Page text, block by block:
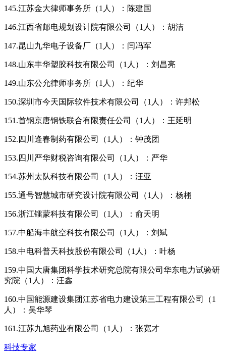
145.江苏金大律师事务所（1人）：陈建国
146.江西省邮电规划设计院有限公司（1人）：胡洁
147.昆山九华电子设备厂（1人）：闫冯军
148.山东丰华塑胶科技有限公司（1人）：刘昌亮
149.山东公允律师事务所（1人）：纪华
150.深圳市今天国际软件技术有限公司（1人）：许邦松
151.首钢京唐钢铁联合有限责任公司（1人）：王延明
152.四川逢春制药有限公司（1人）：钟茂团
153.四川严华财税咨询有限公司（1人）：严华
154.苏州太队科技有限公司（1人）：汪亚
155.通号智慧城市研究设计院有限公司（1人）：杨栩
156.浙江镭蒙科技有限公司（1人）：俞天明
157.中船海丰航空科技有限公司（1人）：刘斌
158.中电科普天科技股份有限公司（1人）：叶杨
159.中国大唐集团科学技术研究总院有限公司华东电力试验研
究院（1人）：汪鑫
160.中国能源建设集团江苏省电力建设第三工程有限公司（1
人）：吴华琴
161.江苏九旭药业有限公司（1人）：张宽才
科技专家